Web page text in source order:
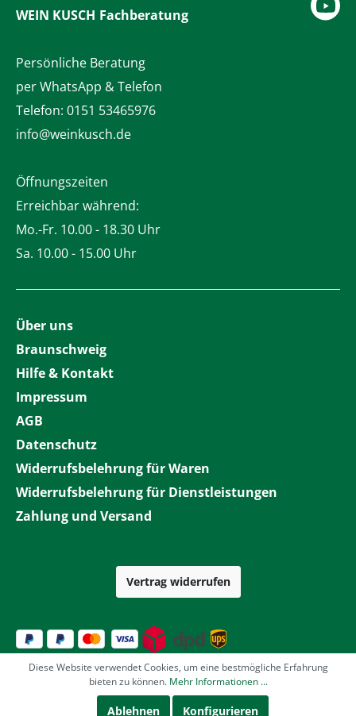
WEIN KUSCH Fachberatung
Persönliche Beratung
per WhatsApp & Telefon
Telefon: 0151 53465976
info@weinkusch.de
Öffnungszeiten
Erreichbar während:
Mo.-Fr. 10.00 - 18.30 Uhr
Sa. 10.00 - 15.00 Uhr
Über uns
Braunschweig
Hilfe & Kontakt
Impressum
AGB
Datenschutz
Widerrufsbelehrung für Waren
Widerrufsbelehrung für Dienstleistungen
Zahlung und Versand
Vertrag widerrufen
Diese Website verwendet Cookies, um eine bestmögliche Erfahrung
bieten zu können. Mehr Informationen ...
Ablehnen Konfigurieren